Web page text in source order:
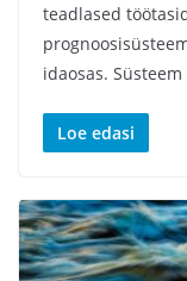
teadlased
idaosas.
Loe edasi